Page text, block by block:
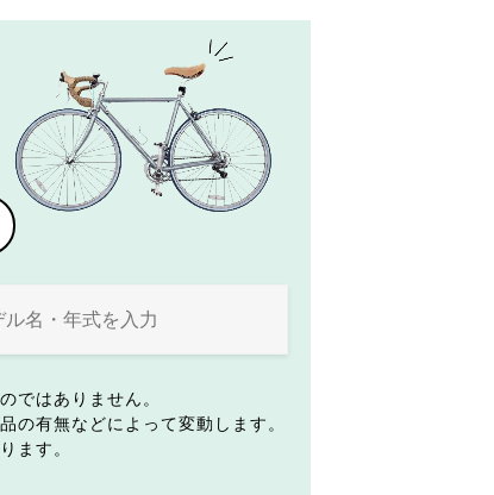
ではありません。
の有無などによって変動します。
ます。